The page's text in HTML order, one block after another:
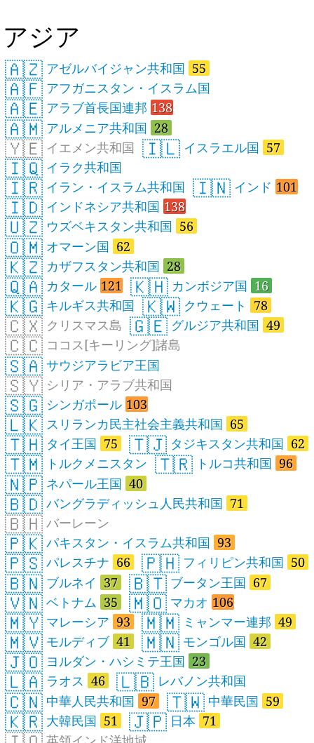
アジア
🇦🇿 アゼルバイジャン共和国 55
🇦🇫 アフガニスタン・イスラム国
🇦🇪 アラブ首長国連邦 138
🇦🇲 アルメニア共和国 28
🇾🇪 イエメン共和国 🇮🇱 イスラエル国 57
🇮🇶 イラク共和国
🇮🇷 イラン・イスラム共和国 🇮🇳 インド 101
🇮🇩 インドネシア共和国 138
🇺🇿 ウズベキスタン共和国 56
🇴🇲 オマーン国 62
🇰🇿 カザフスタン共和国 28
🇶🇦 カタール 121 🇰🇭 カンボジア国 16
🇰🇬 キルギス共和国 🇰🇼 クウェート 78
🇨🇽 クリスマス島 🇬🇪 グルジア共和国 49
🇨🇨 ココス[キーリング]諸島
🇸🇦 サウジアラビア王国
🇸🇾 シリア・アラブ共和国
🇸🇬 シンガポール 103
🇱🇰 スリランカ民主社会主義共和国 65
🇹🇭 タイ王国 75 🇹🇯 タジキスタン共和国 62
🇹🇲 トルクメニスタン 🇹🇷 トルコ共和国 96
🇳🇵 ネパール王国 40
🇧🇩 バングラディッシュ人民共和国 71
🇧🇭 バーレーン
🇵🇰 パキスタン・イスラム共和国 93
🇵🇸 パレスチナ 66 🇵🇭 フィリピン共和国 50
🇧🇳 ブルネイ 37 🇧🇹 ブータン王国 67
🇻🇳 ベトナム 35 🇲🇴 マカオ 106
🇲🇾 マレーシア 93 🇲🇲 ミャンマー連邦 49
🇲🇻 モルディブ 41 🇲🇳 モンゴル国 42
🇯🇴 ヨルダン・ハシミテ王国 23
🇱🇦 ラオス 46 🇱🇧 レバノン共和国
🇨🇳 中華人民共和国 97 🇹🇼 中華民国 59
🇰🇷 大韓民国 51 🇯🇵 日本 71